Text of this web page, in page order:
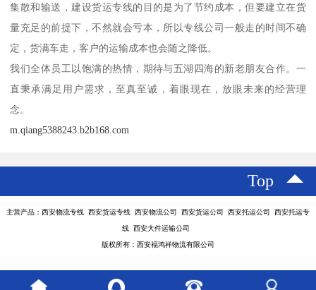
集散和输送，建设货运专线的目的是为了节约成本，但要建立在货
量充足的前提下，不然就会亏本，所以专线公司一般走的时间不确
定，货满车走，客户的运输成本也会随之降低。
我们全体员工以饱满的热情，期待与五湖四海的新老朋友合作。一
直秉承满足用户需求，至真至诚，着眼现在，放眼未来的经营理
念。
m.qiang5388243.b2b168.com
Top
主营产品：西安物流专线 西安货运专线 西安物流公司 西安货运公司 西安托运公司 西安托运专
线 西安大件运输公司
版权所有：西安福鸿祥物流有限公司